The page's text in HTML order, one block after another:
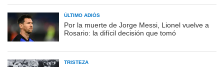
ÚLTIMO ADIÓS
Por la muerte de Jorge Messi, Lionel vuelve a
Rosario: la difícil decisión que tomó
TRISTEZA